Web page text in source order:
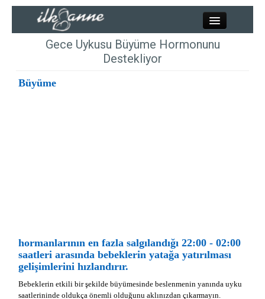
Kapat
Hesaplamalar
Gece Uykusu Büyüme Hormonunu
Destekliyor
Büyüme
hormanlarının en fazla salgılandığı 22:00 - 02:00
saatleri arasında bebeklerin yatağa yatırılması
gelişimlerini hızlandırır.
Bebeklerin etkili bir şekilde büyümesinde beslenmenin yanında uyku
saatlerininde oldukça önemli olduğunu aklınızdan çıkarmayın.